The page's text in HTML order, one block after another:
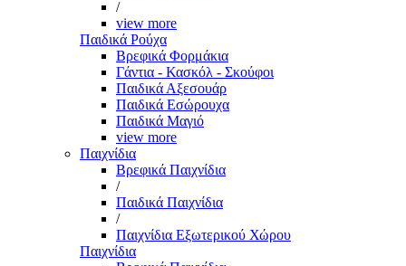
/
view more
Παιδικά Ρούχα
Βρεφικά Φορμάκια
Γάντια - Κασκόλ - Σκούφοι
Παιδικά Αξεσουάρ
Παιδικά Εσώρουχα
Παιδικά Μαγιό
view more
Παιχνίδια
Βρεφικά Παιχνίδια
/
Παιδικά Παιχνίδια
/
Παιχνίδια Εξωτερικού Χώρου
Παιχνίδια